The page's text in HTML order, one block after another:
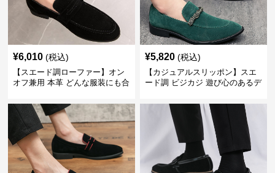
¥6,010 (税込)
【スエード調ローファー】オン
オフ兼用 本革 どんな服装にも合
供
¥5,820 (税込)
【カジュアルスリッポン】スエ
ード調 ビジカジ 遊び心のあるデ
表現